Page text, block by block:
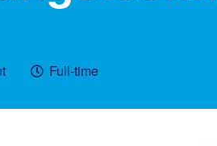
Full-time